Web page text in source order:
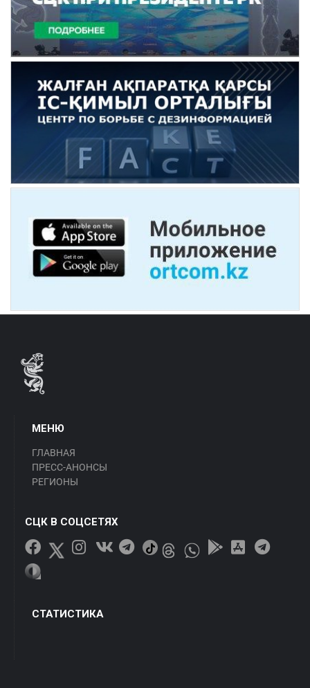
МЕНЮ
ГЛАВНАЯ
ПРЕСС-АНОНСЫ
РЕГИОНЫ
СЦК В СОЦСЕТЯХ
СТАТИСТИКА